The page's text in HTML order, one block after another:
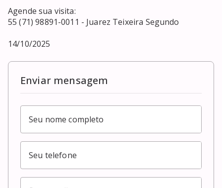
Agende sua visita:
55 (71) 98891-0011 - Juarez Teixeira Segundo
14/10/2025
Enviar mensagem